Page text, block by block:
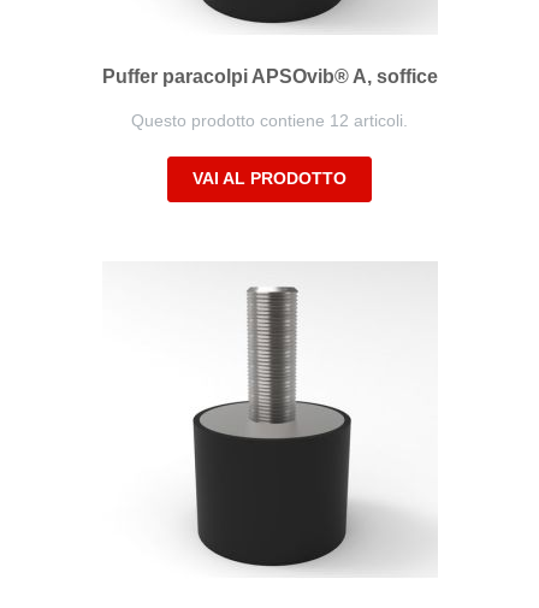
Puffer paracolpi APSOvib® A, soffice
Questo prodotto contiene 12 articoli.
VAI AL PRODOTTO